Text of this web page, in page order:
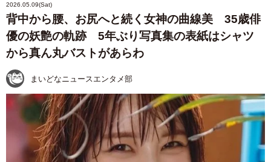
2026.05.09(Sat)
背中から腰、お尻へと続く女神の曲線美 35歳俳
優の妖艶の軌跡 5年ぶり写真集の表紙はシャツ
から真ん丸バストがあらわ
まいどなニュースエンタメ部